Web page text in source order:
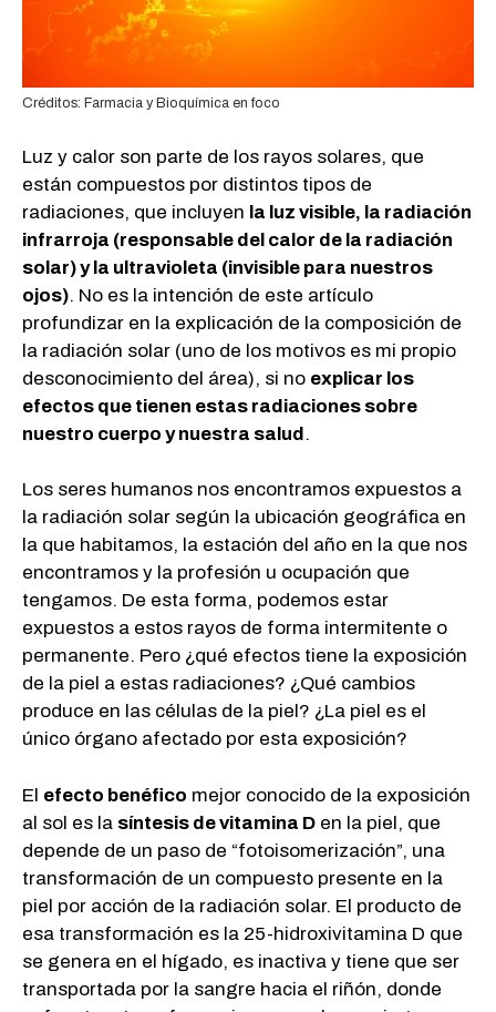
Créditos: Farmacia y Bioquímica en foco
Luz y calor son parte de los rayos solares, que
están compuestos por distintos tipos de
radiaciones, que incluyen la luz visible, la radiación
infrarroja (responsable del calor de la radiación
solar) y la ultravioleta (invisible para nuestros
ojos). No es la intención de este artículo
profundizar en la explicación de la composición de
la radiación solar (uno de los motivos es mi propio
desconocimiento del área), si no explicar los
efectos que tienen estas radiaciones sobre
nuestro cuerpo y nuestra salud.
Los seres humanos nos encontramos expuestos a
la radiación solar según la ubicación geográfica en
la que habitamos, la estación del año en la que nos
encontramos y la profesión u ocupación que
tengamos. De esta forma, podemos estar
expuestos a estos rayos de forma intermitente o
permanente. Pero ¿qué efectos tiene la exposición
de la piel a estas radiaciones? ¿Qué cambios
produce en las células de la piel? ¿La piel es el
único órgano afectado por esta exposición?
El efecto benéfico mejor conocido de la exposición
al sol es la síntesis de vitamina D en la piel, que
depende de un paso de “fotoisomerización”, una
transformación de un compuesto presente en la
piel por acción de la radiación solar. El producto de
esa transformación es la 25-hidroxivitamina D que
se genera en el hígado, es inactiva y tiene que ser
transportada por la sangre hacia el riñón, donde